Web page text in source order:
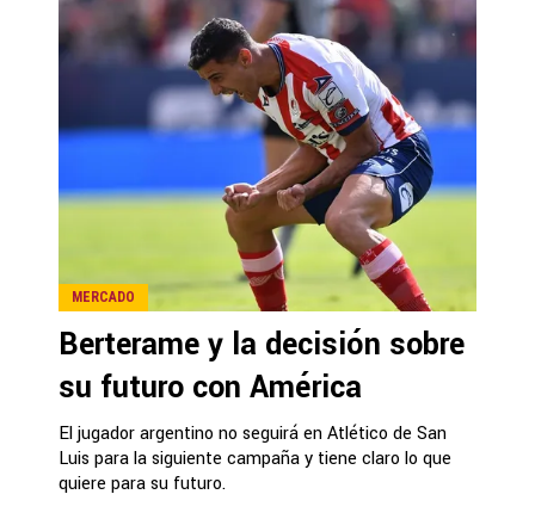
MERCADO
Berterame y la decisión sobre
su futuro con América
El jugador argentino no seguirá en Atlético de San
Luis para la siguiente campaña y tiene claro lo que
quiere para su futuro.